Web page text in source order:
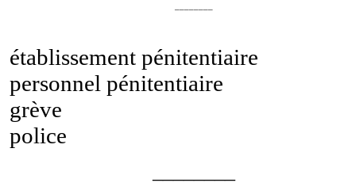
établissement pénitentiaire
personnel pénitentiaire
grève
police